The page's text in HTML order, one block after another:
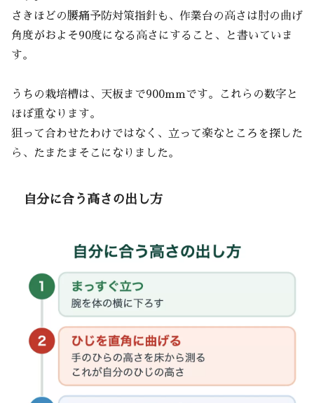
さきほどの腰痛予防対策指針も、作業台の高さは肘の曲げ
角度がおよそ90度になる高さにすること、と書いていま
す。
うちの栽培槽は、天板まで900mmです。これらの数字と
ほぼ重なります。
狙って合わせたわけではなく、立って楽なところを探した
ら、たまたまそこになりました。
自分に合う高さの出し方